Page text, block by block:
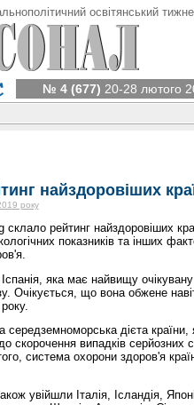
освітянський
№ 4 (677) 20-28 лютого
найздоровіших
року
рейтинг найздоровіших
показників та інших
яка має найвищу
Очікується, що вона обжене
середземноморська дієта
скорочення випадків серйозних
система охорони здоров'я
увійшли Італія, Ісландія,